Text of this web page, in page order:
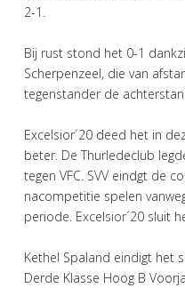
2-1.
Bij rust stond het 0-1
Scherpenzeel, die van
tegenstander de
Excelsior´20 deed het in
beter. De Thurledeclub
tegen VFC. SVV eindgt de
nacompetitie spelen
periode. Excelsior´20 sluit
Kethel Spaland eindigt het
Derde Klasse Hoog B